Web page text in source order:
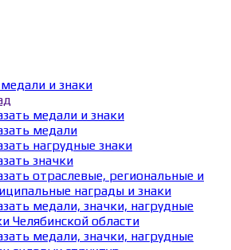
и знаки
медали и знаки
медали
нагрудные знаки
значки
отраслевые, региональные и
награды и знаки
медали, значки, нагрудные
Челябинской области
медали, значки, нагрудные